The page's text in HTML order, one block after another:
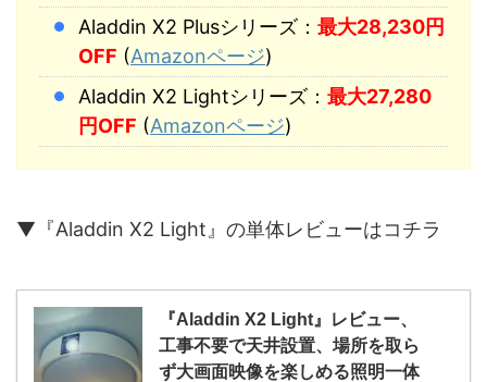
Aladdin X2 Plusシリーズ： 最大28,230円
OFF (Amazonページ)
Aladdin X2 Lightシリーズ： 最大27,280
円OFF (Amazonページ)
▼『Aladdin X2 Light』の単体レビューはコチラ
『Aladdin X2 Light』レビュー、
工事不要で天井設置、場所を取ら
ず大画面映像を楽しめる照明一体